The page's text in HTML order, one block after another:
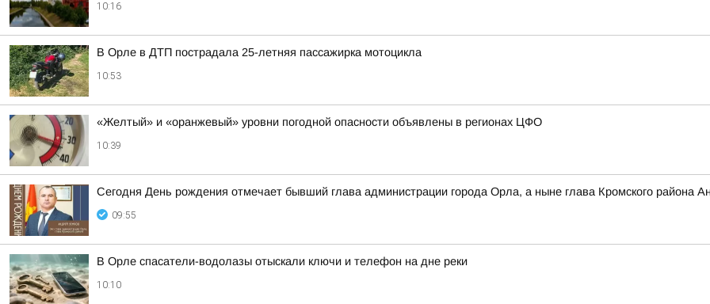
10:16
В Орле в ДТП пострадала 25-летняя пассажирка мотоцикла
10:53
«Желтый» и «оранжевый» уровни погодной опасности объявлены в регионах ЦФО
10:39
Сегодня День рождения отмечает бывший глава администрации города Орла, а ныне глава Кромского района
09:55
В Орле спасатели-водолазы отыскали ключи и телефон на дне реки
10:10